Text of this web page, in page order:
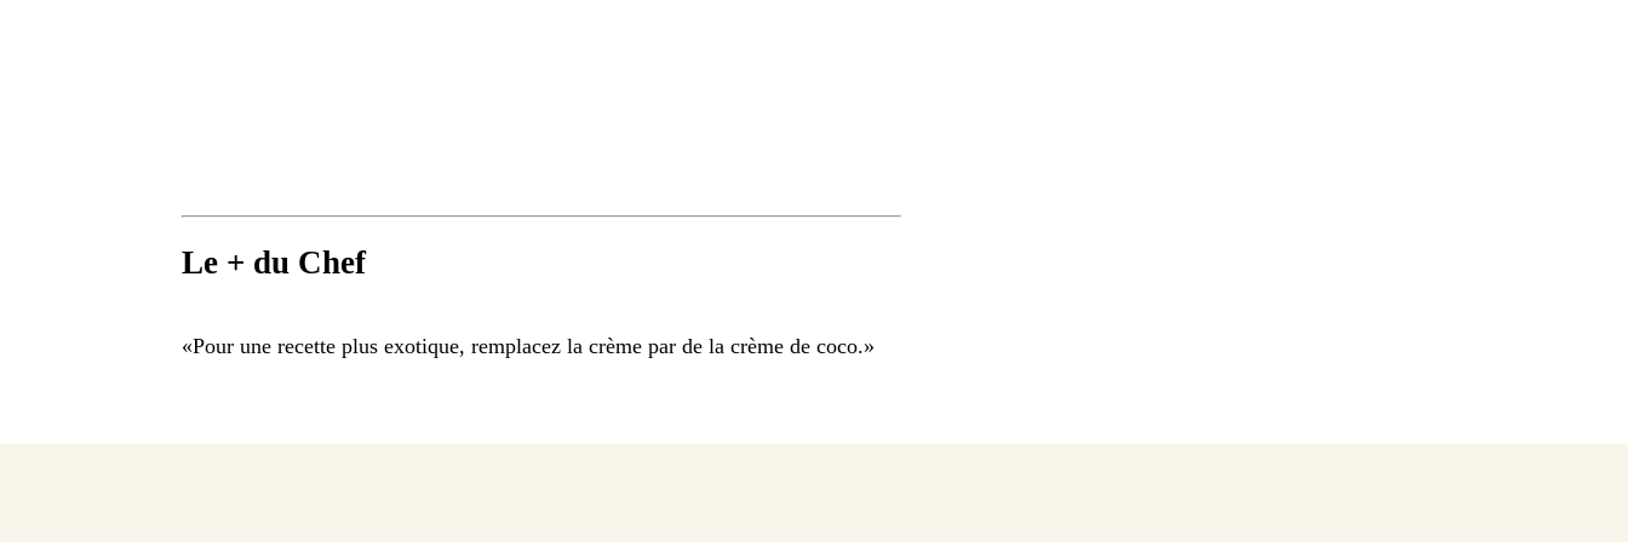
Le + du Chef
«Pour une recette plus exotique, remplacez la crème par de la crème de coco.»